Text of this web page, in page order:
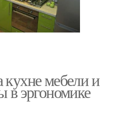
мебели и
в эргономике